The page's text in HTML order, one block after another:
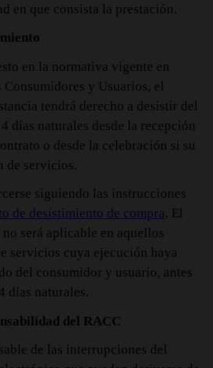
en que consista la prestación.
en la normativa vigente en
y Usuarios, el
tendrá derecho a desistir del
días naturales desde la recepción
o desde la celebración si su
de servicios.
siguiendo las instrucciones
de desistimiento de compra . El
será aplicable en aquellos
servicios cuya ejecución haya
del consumidor y usuario, antes
días naturales.
del RACC
de las interrupciones del